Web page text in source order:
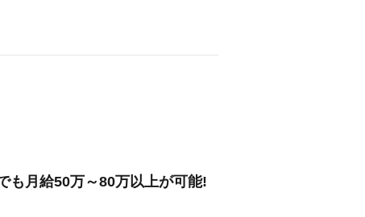
も月給50万～80万以上が可能!